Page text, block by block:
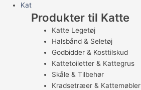
Kat
Produkter til Katte
Katte Legetøj
Halsbånd & Seletøj
Godbidder & Kosttilskud
Kattetoiletter & Kattegrus
Skåle & Tilbehør
Kradsetræer & Kattemøbler